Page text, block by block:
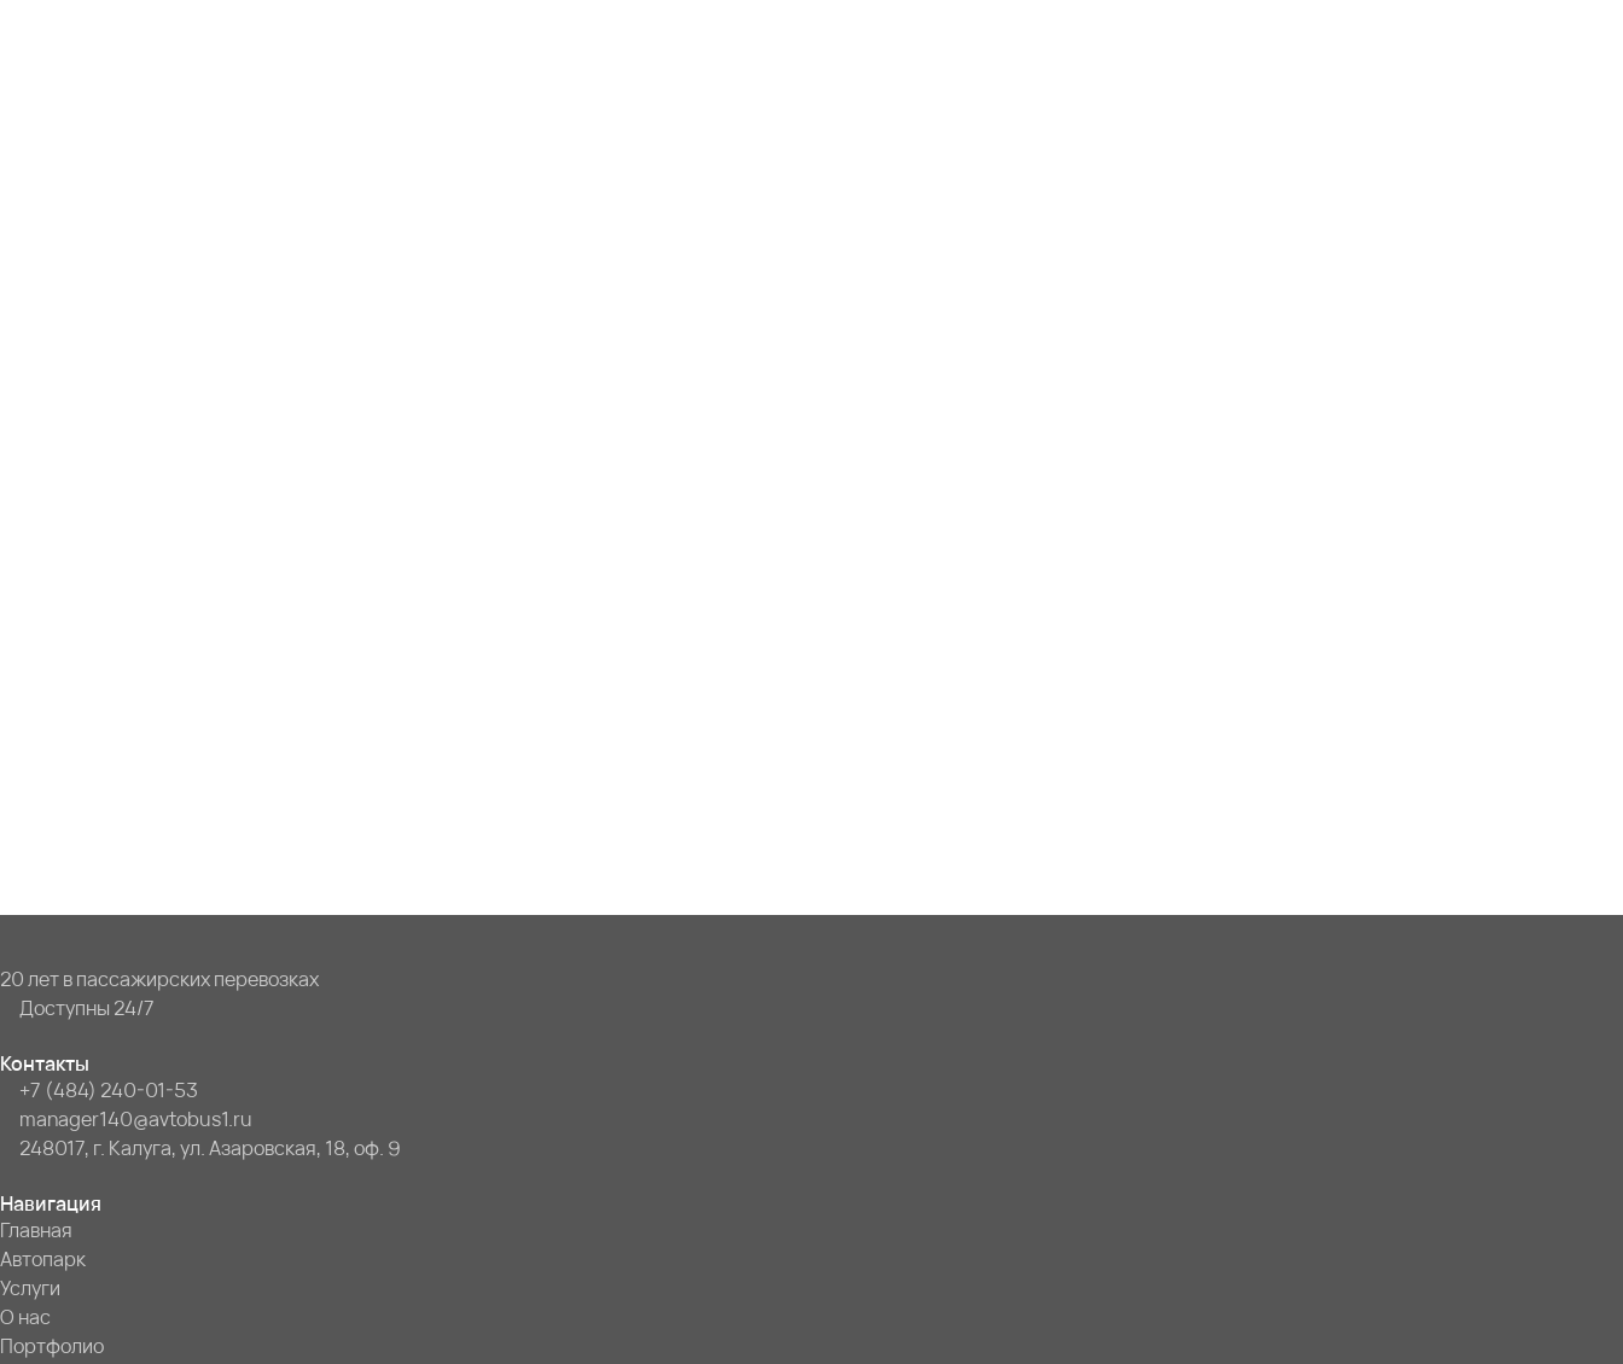
20 лет в пассажирских перевозках
Доступны 24/7
Контакты
+7 (484) 240-01-53
manager140@avtobus1.ru
248017, г. Калуга, ул. Азаровская, 18, оф. 9
Навигация
Главная
Автопарк
Услуги
О нас
Портфолио